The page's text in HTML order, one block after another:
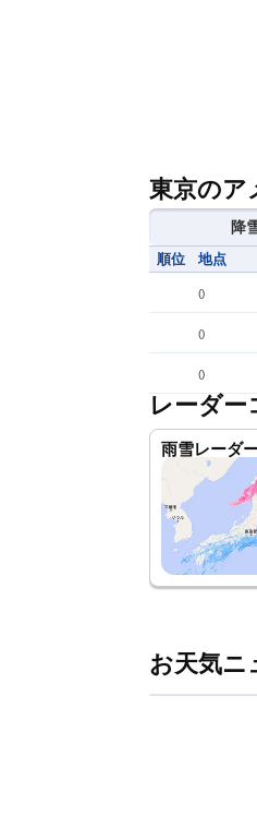
東京のア
降
順位 地点
()
()
()
レーダー
雨雪レーダ
お天気ニ